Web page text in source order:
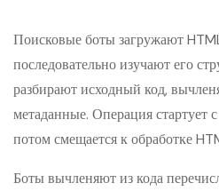
Поисковые боты загружают
последовательно изучают его
разбирают исходный код,
метаданные. Операция стартует
потом смещается к обработке
Боты вычленяют из кода